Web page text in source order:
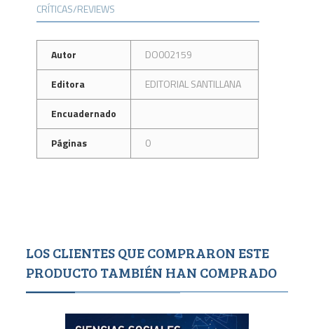
CRÍTICAS/REVIEWS
Autor
DO002159
Editora
EDITORIAL SANTILLANA
Encuadernado
Páginas
0
LOS CLIENTES QUE COMPRARON ESTE
PRODUCTO TAMBIÉN HAN COMPRADO